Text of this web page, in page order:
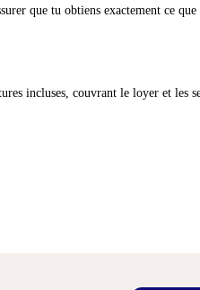
que tu obtiens exactement ce
incluses, couvrant le loyer et les